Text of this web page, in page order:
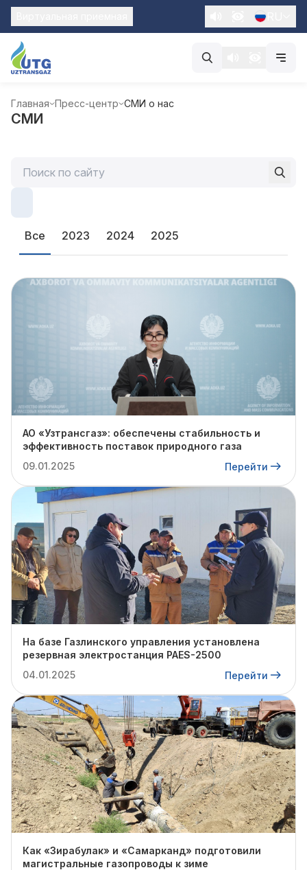
Главная Пресс-центр СМИ о нас
СМИ
Все 2023 2024 2025
АО «Узтрансгаз»: обеспечены стабильность и
эффективность поставок природного газа
09.01.2025
Перейти
На базе Газлинского управления установлена
резервная электростанция PAES-2500
04.01.2025
Перейти
Как «Зирабулак» и «Самарканд» подготовили
магистральные газопроводы к зиме